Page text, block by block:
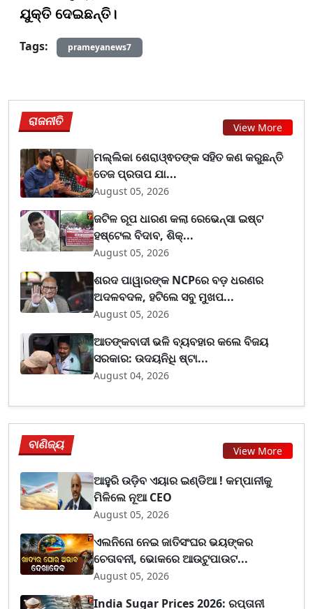
ଯୁକ୍ତି ଦେଇଛନ୍ତି।
Tags: prameyanews7
ରାଜନୀତି View More
ମଲ୍ଲିକା ଶେରାଓ୍ଵତଙ୍କ ସହିତ କଣ କରୁଛନ୍ତି
ତେଜ ପ୍ରତାପ ଯା...
August 05, 2026
ଜଟିଳ ରୂପ ଧାରଣ କଲା ରେଭେନ୍ସା ଇଷ୍ଟ
ହଷ୍ଟେଲ ବିଦାବ, ଶିକ୍...
August 05, 2026
ଶରଦ ପାୱାରଙ୍କ NCPରେ ବଡ଼ ଧରଣର
ଅଦଳବଦଳ, ହଟିଲେ ସବୁ ମୁଖପ...
August 05, 2026
ଆତଙ୍କବାଦୀ ଭଳି ବ୍ୟବହାର କଲେ ବିଜୟ
ସରକାର: ଉଦୟନିଧି ଷ୍ଟା...
August 04, 2026
ବାଣିଜ୍ୟ View More
ଆହୁରି ଉଡ଼ିବ ଏୟାର ଇଣ୍ଡିଆ ! କମ୍ପାନୀକୁ
ମିଳିଲେ ନୂଆ CEO
August 05, 2026
ଏଲନିନୋ ନେଇ ଜାତିସଂଘର ଭୟଙ୍କର
ଚେତାବନୀ, ଭୋକରେ ଆଉଟୁପାଉଟ...
August 05, 2026
India Sugar Prices 2026: ରପ୍ତାନୀ